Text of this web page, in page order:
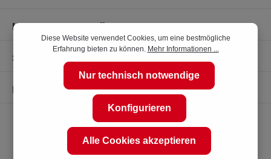
Kompetente Kaufberatung
Shop Service
Informationen
Diese Website verwendet Cookies, um eine bestmögliche
Erfahrung bieten zu können. Mehr Informationen ...
Nur technisch notwendige
Konfigurieren
Alle Cookies akzeptieren